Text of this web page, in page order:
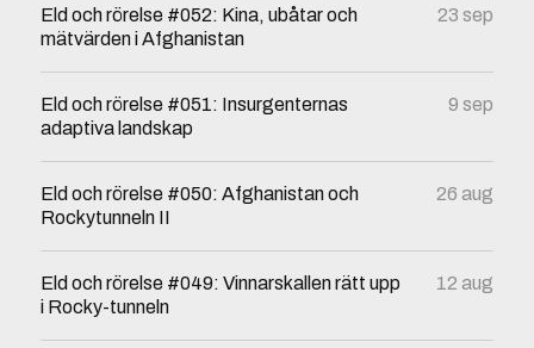
Eld och rörelse #052: Kina, ubåtar och
mätvärden i Afghanistan
23 sep
Eld och rörelse #051: Insurgenternas
adaptiva landskap
9 sep
Eld och rörelse #050: Afghanistan och
Rockytunneln II
26 aug
Eld och rörelse #049: Vinnarskallen rätt upp
i Rocky-tunneln
12 aug